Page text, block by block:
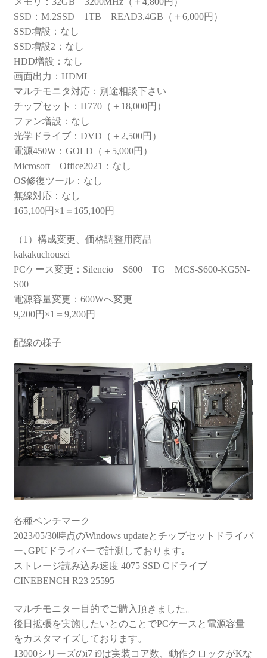
SSD：M.2SSD 1TB READ3.4GB（＋6,000円）
SSD増設：なし
SSD増設2：なし
HDD増設：なし
画面出力：HDMI
マルチモニタ対応：別途相談下さい
チップセット：H770（＋18,000円）
ファン増設：なし
光学ドライブ：DVD（＋2,500円）
電源450W：GOLD（＋5,000円）
Microsoft Office2021：なし
OS修復ツール：なし
無線対応：なし
165,100円×1＝165,100円
（1）構成変更、価格調整用商品
kakakuchousei
PCケース変更：Silencio S600 TG MCS-S600-KG5N-
S00
電源容量変更：600Wへ変更
9,200円×1＝9,200円
配線の様子
各種ベンチマーク
2023/05/30時点のWindows updateとチップセットドライバ
ー､GPUドライバーで計測しております｡
ストレージ読み込み速度 4075 SSD Cドライブ
CINEBENCH R23 25595
マルチモニター目的でご購入頂きました。
後日拡張を実施したいとのことでPCケースと電源容量
をカスタマイズしております。
13000シリーズのi7 i9は実装コア数、動作クロックがKな